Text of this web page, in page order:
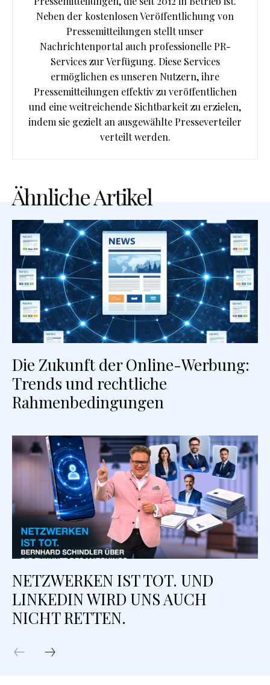
Neben der kostenlosen Veröffentlichung von
Pressemitteilungen stellt unser
Nachrichtenportal auch professionelle PR-
Services zur Verfügung. Diese Services
ermöglichen es unseren Nutzern, ihre
Pressemitteilungen effektiv zu veröffentlichen
und eine weitreichende Sichtbarkeit zu erzielen,
indem sie gezielt an ausgewählte Presseverteiler
verteilt werden.
Ähnliche Artikel
Die Zukunft der Online-Werbung:
Trends und rechtliche
Rahmenbedingungen
NETZWERKEN IST TOT. UND
LINKEDIN WIRD UNS AUCH
NICHT RETTEN.